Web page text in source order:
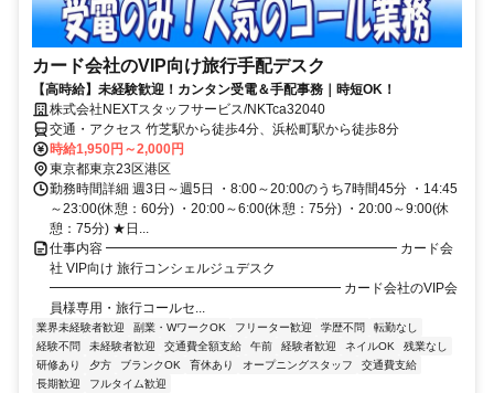
カード会社のVIP向け旅行手配デスク
【高時給】未経験歓迎！カンタン受電＆手配事務｜時短OK！
株式会社NEXTスタッフサービス/NKTca32040
交通・アクセス 竹芝駅から徒歩4分、浜松町駅から徒歩8分
時給1,950円～2,000円
東京都東京23区港区
勤務時間詳細 週3日～週5日 ・8:00～20:00のうち7時間45分 ・14:45
～23:00(休憩：60分) ・20:00～6:00(休憩：75分) ・20:00～9:00(休
憩：75分) ★日...
仕事内容 ━━━━━━━━━━━━━━━━━━━━━━ カード会
社 VIP向け 旅行コンシェルジュデスク
━━━━━━━━━━━━━━━━━━━━━━ カード会社のVIP会
員様専用・旅行コールセ...
業界未経験者歓迎 副業・WワークOK フリーター歓迎 学歴不問
転勤なし
経験不問
未経験者歓迎 交通費全額支給 午前 経験者歓迎 ネイルOK
残業なし
研修あり
夕方 ブランクOK 育休あり オープニングスタッフ
交通費支給
長期歓迎
フルタイム歓迎